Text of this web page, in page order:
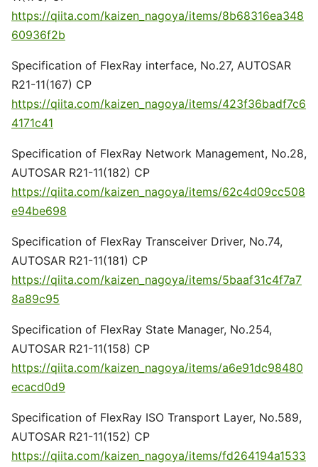
https://qiita.com/kaizen_nagoya/items/8b68316ea348
60936f2b
Specification of FlexRay interface, No.27, AUTOSAR
R21-11(167) CP
https://qiita.com/kaizen_nagoya/items/423f36badf7c6
4171c41
Specification of FlexRay Network Management, No.28,
AUTOSAR R21-11(182) CP
https://qiita.com/kaizen_nagoya/items/62c4d09cc508
e94be698
Specification of FlexRay Transceiver Driver, No.74,
AUTOSAR R21-11(181) CP
https://qiita.com/kaizen_nagoya/items/5baaf31c4f7a7
8a89c95
Specification of FlexRay State Manager, No.254,
AUTOSAR R21-11(158) CP
https://qiita.com/kaizen_nagoya/items/a6e91dc98480
ecacd0d9
Specification of FlexRay ISO Transport Layer, No.589,
AUTOSAR R21-11(152) CP
https://qiita.com/kaizen_nagoya/items/fd264194a1533